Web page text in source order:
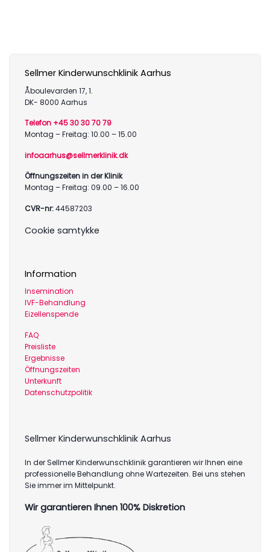
Sellmer Kinderwunschklinik Aarhus
Åboulevarden 17, 1.
DK- 8000 Aarhus
Telefon +45 30 30 70 79
Montag – Freitag: 10.00 – 15.00
infoaarhus@sellmerklinik.dk
Öffnungszeiten in der Klinik
Montag – Freitag: 09.00 – 16.00
CVR-nr:44587203
Cookie samtykke
Information
Insemination
IVF-Behandlung
Eizellenspende
FAQ
Preisliste
Ergebnisse
Öffnungszeiten
Unterkunft
Datenschutzpolitik
Sellmer Kinderwunschklinik Aarhus
In der Sellmer Kinderwunschklinik garantieren wir Ihnen eine
professionelle Behandlung ohne Wartezeiten. Bei uns stehen
Sie immer im Mittelpunkt.
Wir garantieren Ihnen 100% Diskretion